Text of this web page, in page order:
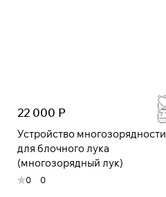
22 000 Р
Устройство многозорядности
для блочного лука
(многозорядный лук)
0 0